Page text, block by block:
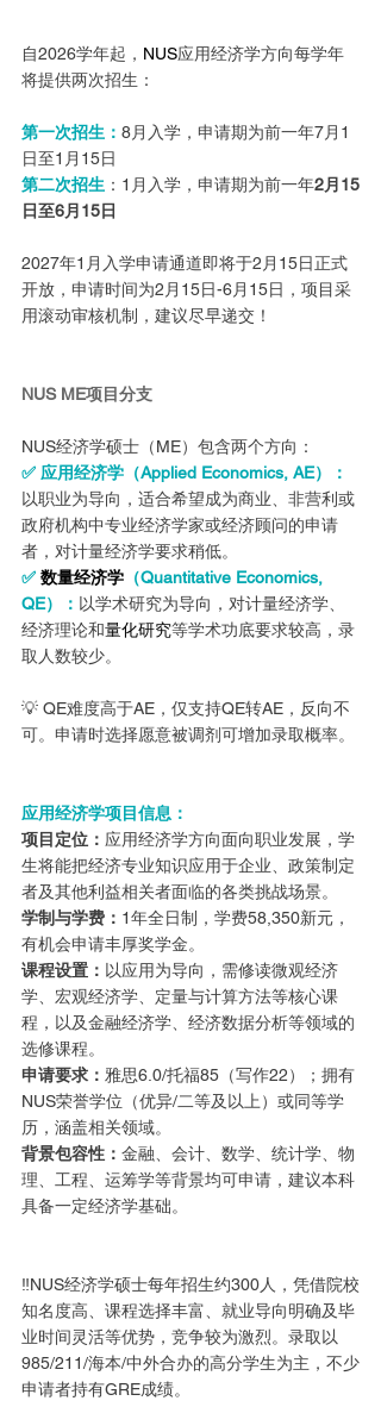
自2026学年起， NUS应用经济学方向每学年
将提供两次招生：
第一次招生： 8月入学，申请期为前一年7月1
日至1月15日
第二次招生 ：1月入学，申请期为前一年2月15
日至6月15日
2027年1月入学申请通道即将于2月15日正式
开放，申请时间为2月15日-6月15日，项目采
用滚动审核机制，建议尽早递交！
NUS ME项目分支
NUS经济学硕士（ME）包含两个方向：
✅ 应用经济学（Applied Economics, AE）：
以职业为导向，适合希望成为商业、非营利或
政府机构中专业经济学家或经济顾问的申请
者，对计量经济学要求稍低。
✅ 数量经济学 （Quantitative Economics,
QE）： 以学术研究为导向，对计量经济学、
经济理论和量化研究等学术功底要求较高，录
取人数较少。
💡 QE难度高于AE，仅支持QE转AE，反向不
可。申请时选择愿意被调剂可增加录取概率。
应用经济学项目信息：
项目定位： 应用经济学方向面向职业发展，学
生将能把经济专业知识应用于企业、政策制定
者及其他利益相关者面临的各类挑战场景。
学制与学费： 1年全日制，学费58,350新元，
有机会申请丰厚奖学金。
课程设置： 以应用为导向，需修读微观经济
学、宏观经济学、定量与计算方法等核心课
程，以及金融经济学、经济数据分析等领域的
选修课程。
申请要求： 雅思6.0/托福85（写作22）；拥有
NUS荣誉学位（优异/二等及以上）或同等学
历，涵盖相关领域。
背景包容性： 金融、会计、数学、统计学、物
理、工程、运筹学等背景均可申请，建议本科
具备一定经济学基础。
‼️NUS经济学硕士每年招生约300人，凭借院校
知名度高、课程选择丰富、就业导向明确及毕
业时间灵活等优势，竞争较为激烈。录取以
985/211/海本/中外合办的高分学生为主，不少
申请者持有GRE成绩。